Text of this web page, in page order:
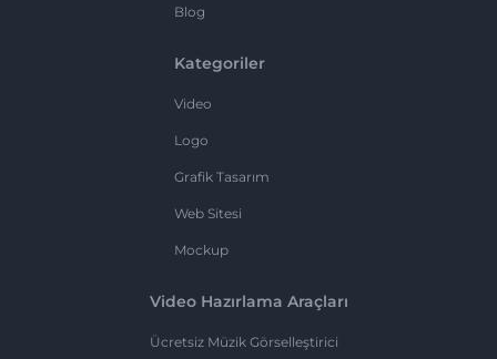
Blog
Kategoriler
Video
Logo
Grafik Tasarım
Web Sitesi
Mockup
Video Hazırlama Araçları
Ücretsiz Müzik Görselleştirici